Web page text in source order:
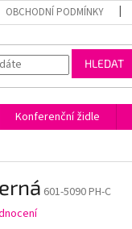
OBCHODNÍ PODMÍNKY
HLEDAT
Konferenční židle
601-5090 PH-C